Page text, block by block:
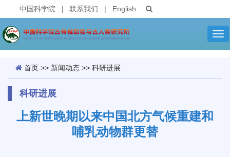
中国科学院 | 联系我们 | English
首页 >> 新闻动态 >> 科研进展
科研进展
上新世晚期以来中国北方气候重建和
哺乳动物群更替